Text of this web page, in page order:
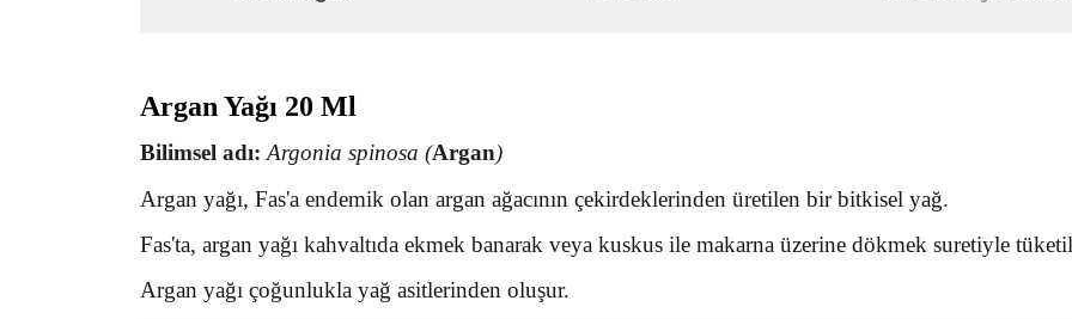
Argan Yağı 20 Ml
Bilimsel adı: Argonia spinosa (Argan)
Argan yağı, Fas'a endemik olan argan ağacının çekirdeklerinden üretilen bir bitkisel yağ.
Fas'ta, argan yağı kahvaltıda ekmek banarak veya kuskus ile makarna üzerine dökmek suretiyle
Argan yağı çoğunlukla yağ asitlerinden oluşur.